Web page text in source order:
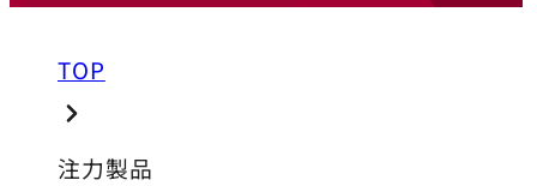
TOP
注力製品